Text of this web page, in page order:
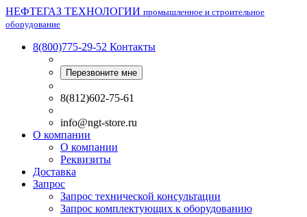
НЕФТЕГАЗ ТЕХНОЛОГИИ промышленное и строительное
оборудование
8(800)775-29-52 Контакты
Перезвоните мне
8(812)602-75-61
info@ngt-store.ru
О компании
О компании
Реквизиты
Доставка
Запрос
Запрос технической консультации
Запрос комплектующих к оборудованию